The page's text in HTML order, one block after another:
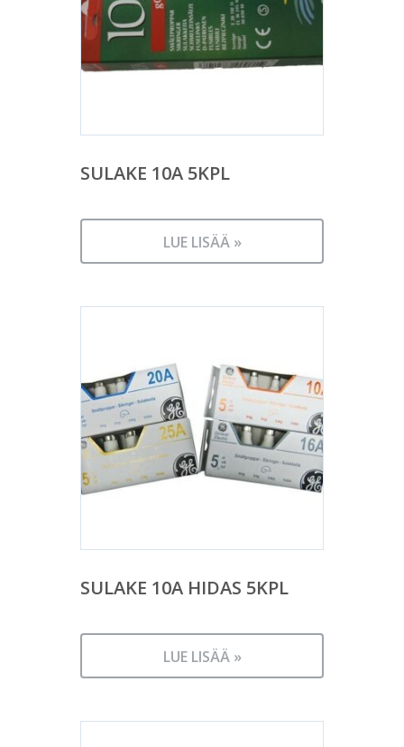
SULAKE 10A 5KPL
LUE LISÄÄ »
SULAKE 10A HIDAS 5KPL
LUE LISÄÄ »